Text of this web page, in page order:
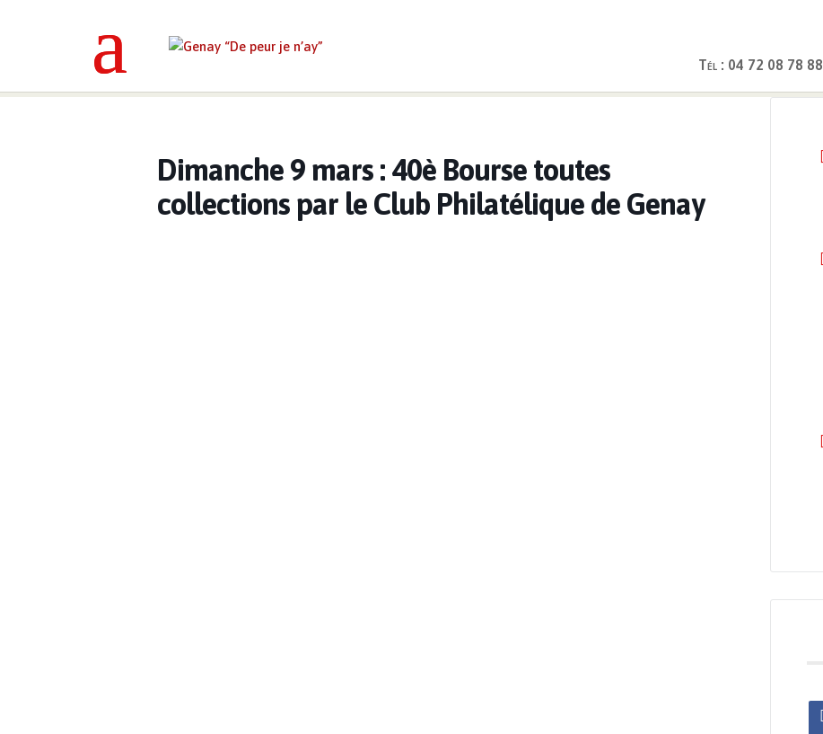
Tél : 04 72 08 78 88
Dimanche 9 mars : 40è Bourse toutes
collections par le Club Philatélique de Genay